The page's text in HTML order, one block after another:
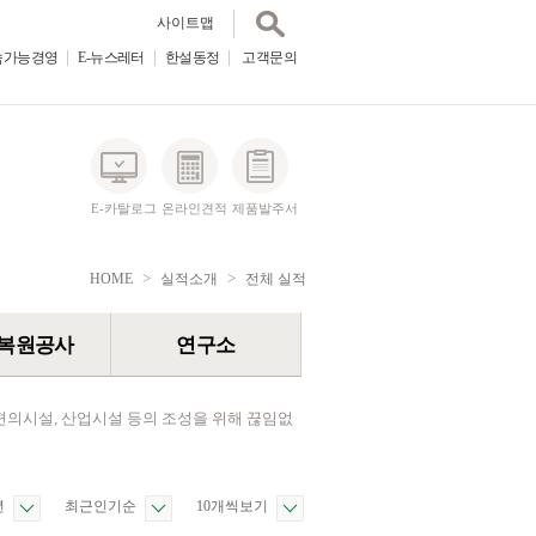
E-뉴스레터 한설동정
사이트맵
가능경영 E-뉴스레터 한설동정 고객문의
E-카탈로그 온라인견적 제품발주서
HOME > 실적소개 > 전체 실적
원공사 연구소
시설, 산업시설 등의 조성을 위해 끊임없
10개씩보기
최근인기순